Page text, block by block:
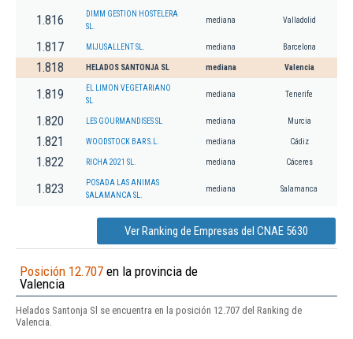
1.816
DIMM GESTION HOSTELERA
SL.
mediana Valladolid
1.817 MIJUSALLENT SL. mediana Barcelona
1.818 HELADOS SANTONJA SL mediana Valencia
1.819
EL LIMON VEGETARIANO
SL
mediana Tenerife
1.820 LES GOURMANDISES SL mediana Murcia
1.821 WOODSTOCK BAR S.L. mediana Cádiz
1.822 RICHA 2021 SL. mediana Cáceres
1.823
POSADA LAS ANIMAS
SALAMANCA SL.
mediana Salamanca
Ver Ranking de Empresas del CNAE 5630
Posición 12.707 en la provincia de
Valencia
Helados Santonja Sl se encuentra en la posición 12.707 del Ranking de
Valencia.